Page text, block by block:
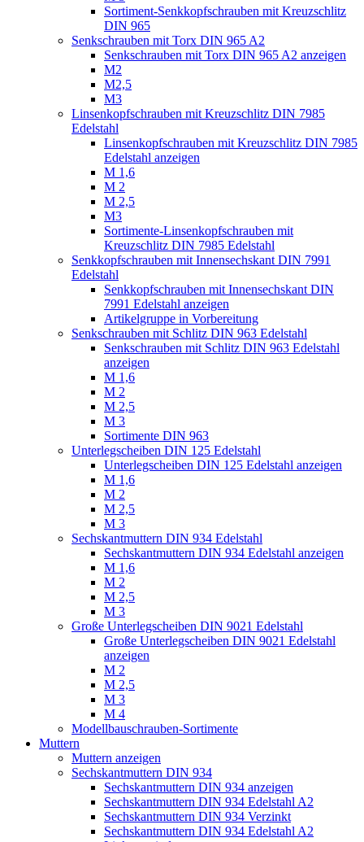
Sortiment-Senkkopfschrauben mit Kreuzschlitz
DIN 965
Senkschrauben mit Torx DIN 965 A2
Senkschrauben mit Torx DIN 965 A2 anzeigen
M2
M2,5
M3
Linsenkopfschrauben mit Kreuzschlitz DIN 7985
Edelstahl
Linsenkopfschrauben mit Kreuzschlitz DIN 7985
Edelstahl anzeigen
M 1,6
M 2
M 2,5
M3
Sortimente-Linsenkopfschrauben mit
Kreuzschlitz DIN 7985 Edelstahl
Senkkopfschrauben mit Innensechskant DIN 7991
Edelstahl
Senkkopfschrauben mit Innensechskant DIN
7991 Edelstahl anzeigen
Artikelgruppe in Vorbereitung
Senkschrauben mit Schlitz DIN 963 Edelstahl
Senkschrauben mit Schlitz DIN 963 Edelstahl
anzeigen
M 1,6
M 2
M 2,5
M 3
Sortimente DIN 963
Unterlegscheiben DIN 125 Edelstahl
Unterlegscheiben DIN 125 Edelstahl anzeigen
M 1,6
M 2
M 2,5
M 3
Sechskantmuttern DIN 934 Edelstahl
Sechskantmuttern DIN 934 Edelstahl anzeigen
M 1,6
M 2
M 2,5
M 3
Große Unterlegscheiben DIN 9021 Edelstahl
Große Unterlegscheiben DIN 9021 Edelstahl
anzeigen
M 2
M 2,5
M 3
M 4
Modellbauschrauben-Sortimente
Muttern
Muttern anzeigen
Sechskantmuttern DIN 934
Sechskantmuttern DIN 934 anzeigen
Sechskantmuttern DIN 934 Edelstahl A2
Sechskantmuttern DIN 934 Verzinkt
Sechskantmuttern DIN 934 Edelstahl A2